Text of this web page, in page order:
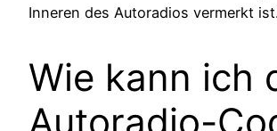
Inneren des Autoradios vermerkt
Wie kann ich
Autoradio-